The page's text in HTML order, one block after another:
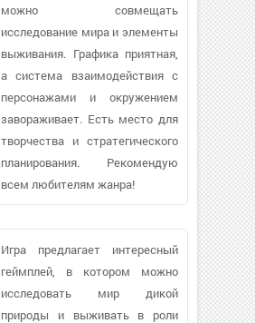
можно совмещать
исследование мира и элементы
выживания. Графика приятная,
а система взаимодействия с
персонажами и окружением
завораживает. Есть место для
творчества и стратегического
планирования. Рекомендую
всем любителям жанра!
Игра предлагает интересный
геймплей, в котором можно
исследовать мир дикой
природы и выживать в роли